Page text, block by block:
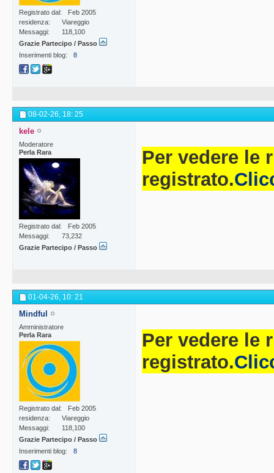
Registrato dal
Feb 2005
residenza
Viareggio
Messaggi
118,100
Grazie Partecipo / Passo
Inserimenti blog
8
08-02-26, 18: 25
kele
Moderatore
Perla Rara
Registrato dal
Feb 2005
Messaggi
73,232
Grazie Partecipo / Passo
Per vedere le
registrato.
01-04-26, 10: 21
Mindful
Amministratore
Perla Rara
Registrato dal
Feb 2005
residenza
Viareggio
Messaggi
118,100
Grazie Partecipo / Passo
Inserimenti blog
8
Per vedere le
registrato.